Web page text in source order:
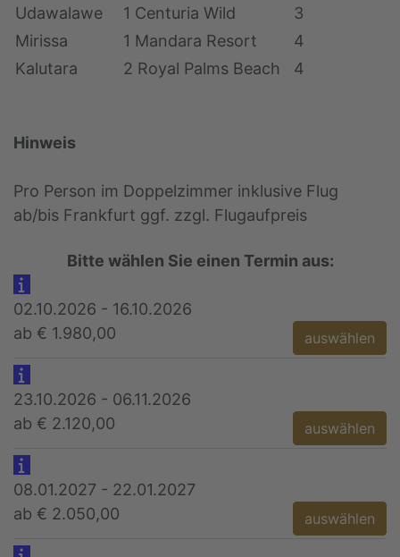
Udawalawe
1 Centuria Wild
3
Mirissa
1 Mandara Resort
4
Kalutara
2 Royal Palms Beach 4
Hinweis
Pro Person im Doppelzimmer inklusive Flug
ab/bis Frankfurt ggf. zzgl. Flugaufpreis
Bitte wählen Sie einen Termin aus:
02.10.2026 - 16.10.2026
ab € 1.980,00
auswählen
23.10.2026 - 06.11.2026
ab € 2.120,00
auswählen
08.01.2027 - 22.01.2027
ab € 2.050,00
auswählen